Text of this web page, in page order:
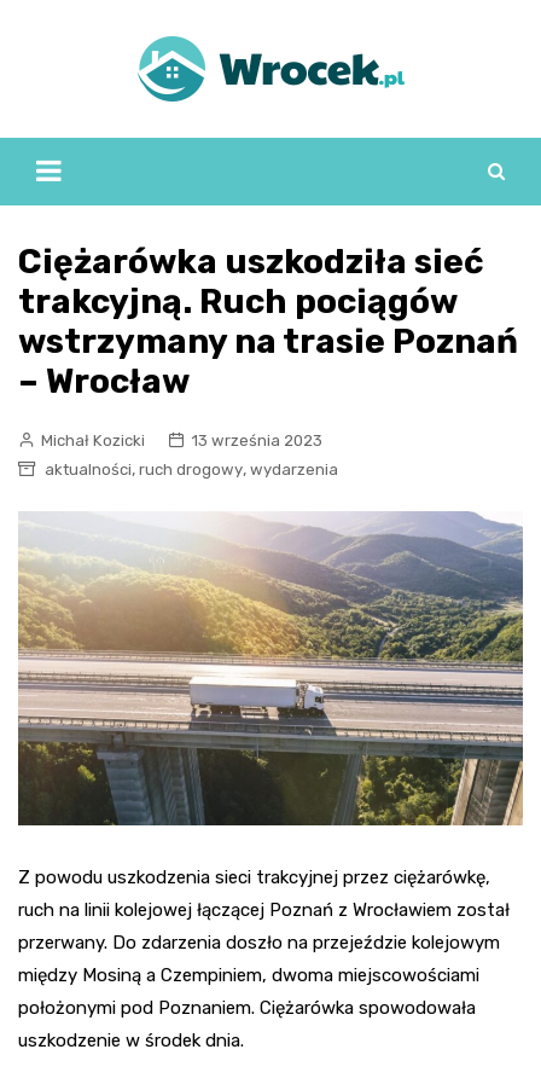
Ciężarówka uszkodziła sieć
trakcyjną. Ruch pociągów
wstrzymany na trasie Poznań
– Wrocław
Michał Kozicki
13 września 2023
aktualności, ruch drogowy, wydarzenia
Z powodu uszkodzenia sieci trakcyjnej przez ciężarówkę,
ruch na linii kolejowej łączącej Poznań z Wrocławiem został
przerwany. Do zdarzenia doszło na przejeździe kolejowym
między Mosiną a Czempiniem, dwoma miejscowościami
położonymi pod Poznaniem. Ciężarówka spowodowała
uszkodzenie w środek dnia.